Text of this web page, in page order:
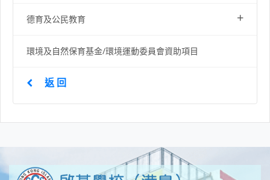
德育及公民教育 +
環境及自然保育基金/環境運動委員會資助項目
返 回